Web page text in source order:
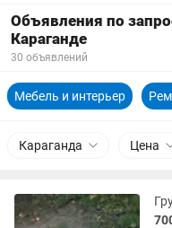
Объявления по
Караганде
30 объявлений
Мебель и интерьер
Караганда Цена